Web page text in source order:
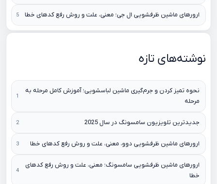
ارورهای ماشین ظرفشویی ال جی؛ معنی، علت و روش رفع کدهای خطا
نوشته‌های تازه
نحوه تمیز کردن و جرم‌گیری ماشین لباسشویی؛ آموزش کامل مرحله به
مرحله
جدیدترین تلویزیون سامسونگ در سال 2025
ارورهای ماشین ظرفشویی دوو، معنی، علت و روش رفع کدهای خطا
ارورهای ماشین ظرفشویی سامسونگ؛ معنی، علت و روش رفع کدهای
خطا